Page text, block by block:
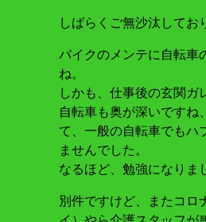
しばらくご無沙汰してお
バイクのメンテに自転車
ね。
しかも、仕事後の玄関ガ
自転車も奥が深いですね
て、一般の自転車でもハ
ませんでした。
なるほど、勉強になりま
別件ですけど、またコロ